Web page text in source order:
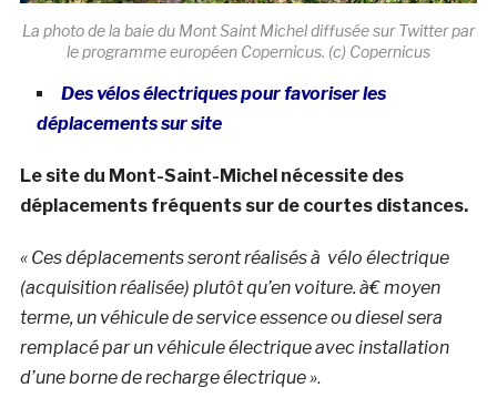
La photo de la baie du Mont Saint Michel diffusée sur Twitter par
le programme européen Copernicus. (c) Copernicus
Des vélos électriques pour favoriser les
déplacements sur site
Le site du Mont-Saint-Michel nécessite des
déplacements fréquents sur de courtes distances.
« Ces déplacements seront réalisés à vélo électrique
(acquisition réalisée) plutôt qu’en voiture. à€ moyen
terme, un véhicule de service essence ou diesel sera
remplacé par un véhicule électrique avec installation
d’une borne de recharge électrique ».